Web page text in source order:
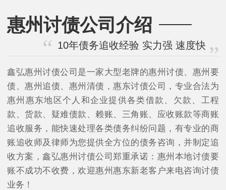
惠州讨债公司介绍
10年债务追收经验 实力强 速度快
鑫弘惠州讨债公司是一家大型老牌的惠州讨债、惠州要
债、惠州追债、惠州清债，惠东讨债公司，专业合法为
惠州惠东地区个人和企业提供各类借款、欠款、工程
款、货款、疑难债款、赖账、三角账、应收账款等商账
追收服务，能快速处理各类债务纠纷问题，有专业的商
账追收师及律师为您提供全方位的债务咨询，并制定追
收方案，鑫弘惠州讨债公司郑重承诺：惠州本地讨债要
账不成功不收费，欢迎惠州惠东新老客户来电咨询讨债
业务！